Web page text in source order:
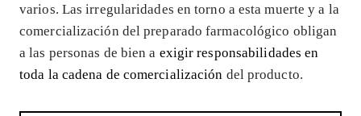
varios. Las irregularidades en torno a esta muerte y a la
comercialización del preparado farmacológico obligan
a las personas de bien a exigir responsabilidades en
toda la cadena de comercialización del producto.